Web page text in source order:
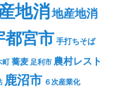
地消地産地消
都宮市手打ちそば
町蕎麦 足利市 農村レスト
鹿沼市 ６次産業化